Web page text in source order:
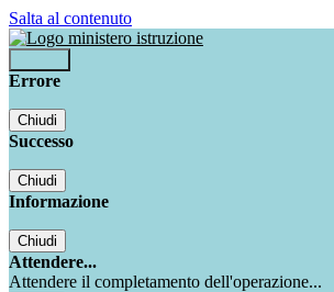
Salta al contenuto
Errore
Chiudi
Successo
Chiudi
Informazione
Chiudi
Attendere...
Attendere il completamento dell'operazione...